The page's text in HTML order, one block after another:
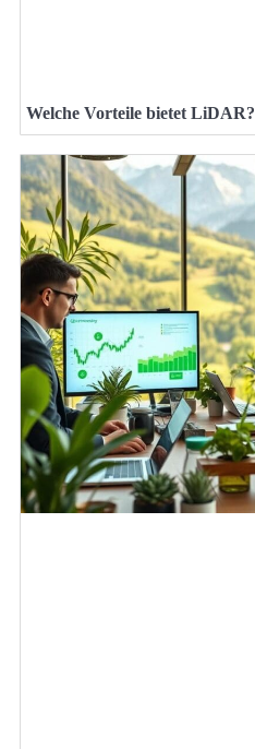
Welche Vorteile bietet LiDAR?